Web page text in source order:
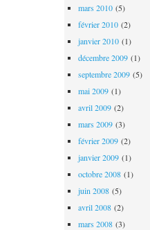
mars 2010 (5)
février 2010 (2)
janvier 2010 (1)
décembre 2009 (1)
septembre 2009 (5)
mai 2009 (1)
avril 2009 (2)
mars 2009 (3)
février 2009 (2)
janvier 2009 (1)
octobre 2008 (1)
juin 2008 (5)
avril 2008 (2)
mars 2008 (3)